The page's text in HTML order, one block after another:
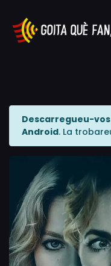
Descarregueu-
Android. La